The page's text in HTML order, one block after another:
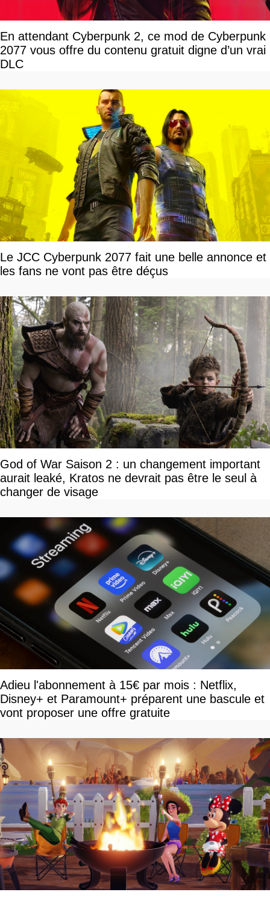
En attendant Cyberpunk 2, ce mod de Cyberpunk
2077 vous offre du contenu gratuit digne d’un vrai
DLC
Le JCC Cyberpunk 2077 fait une belle annonce et
les fans ne vont pas être déçus
God of War Saison 2 : un changement important
aurait leaké, Kratos ne devrait pas être le seul à
changer de visage
Adieu l'abonnement à 15€ par mois : Netflix,
Disney+ et Paramount+ préparent une bascule et
vont proposer une offre gratuite